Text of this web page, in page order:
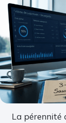
Emploi
La pérennité